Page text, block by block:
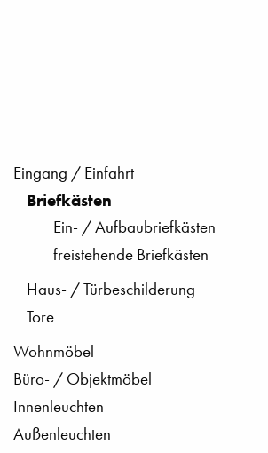
Eingang / Einfahrt
Briefkästen
Ein- / Aufbaubriefkästen
freistehende Briefkästen
Haus- / Türbeschilderung
Tore
Wohnmöbel
Büro- / Objektmöbel
Innenleuchten
Außenleuchten